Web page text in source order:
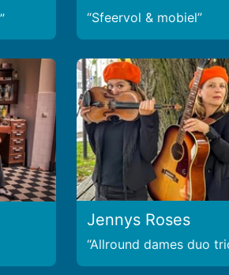
Sfeervol & mobiel
Jennys Roses
Allround dames duo